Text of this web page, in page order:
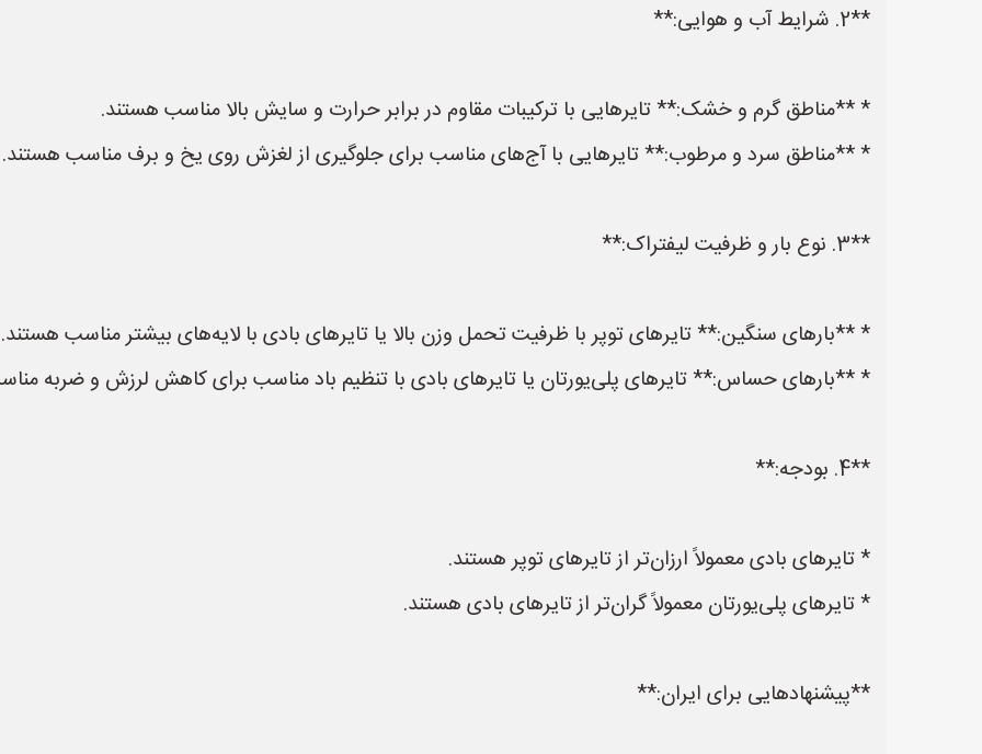
**2. شرایط آب و هوایی:**
* **مناطق گرم و خشک:** تایرهایی با ترکیبات مقاوم در برابر حرارت و سایش بالا مناسب هستند.
* **مناطق سرد و مرطوب:** تایرهایی با آج‌های مناسب برای جلوگیری از لغزش روی یخ و برف مناسب هستند.
**3. نوع بار و ظرفیت لیفتراک:**
* **بارهای سنگین:** تایرهای توپر با ظرفیت تحمل وزن بالا یا تایرهای بادی با لایه‌های بیشتر مناسب هستند.
* **بارهای حساس:** تایرهای پلی‌یورتان یا تایرهای بادی با تنظیم باد مناسب برای کاهش لرزش و ضربه
**4. بودجه:**
* تایرهای بادی معمولاً ارزان‌تر از تایرهای توپر هستند.
* تایرهای پلی‌یورتان معمولاً گران‌تر از تایرهای بادی هستند.
**پیشنهادهایی برای ایران:**